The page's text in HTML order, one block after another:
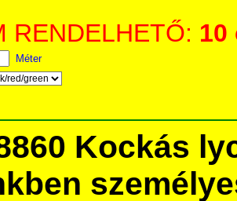
RENDELHETŐ: 10
Méter
Kockás